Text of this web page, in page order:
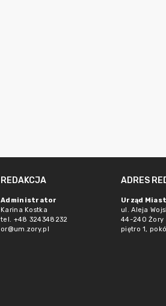
REDAKCJA
Administrator
Karina Kostka
tel. +48 324348232
or@um.zory.pl
ADRES
Urząd
ul. Aleja
44-240 Żory
piętro 1,